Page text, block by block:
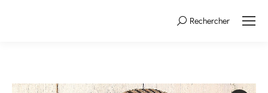
Search:Rechercher